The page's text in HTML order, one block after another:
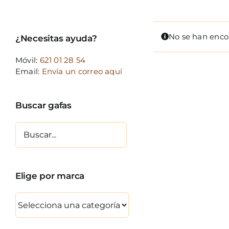
No se han
¿Necesitas ayuda?
Móvil: 621 01 28 54
Email: Envía un correo aquí
Buscar gafas
Elige por marca